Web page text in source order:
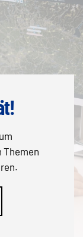
Themen